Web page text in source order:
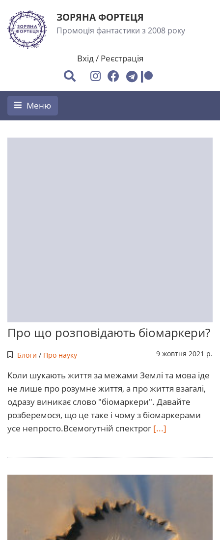
ЗОРЯНА ФОРТЕЦЯ
Промоція фантастики з 2008 року
Вхід/ Реєстрація
Меню
Про що розповідають біомаркери?
Блоги / Про науку 9 жовтня 2021 р.
Коли шукають життя за межами Землі та мова іде
не лише про розумне життя, а про життя взагалі,
одразу виникає слово "біомаркери". Давайте
розберемося, що це таке і чому з біомаркерами
усе непросто.Всемогутній спектрог [...]